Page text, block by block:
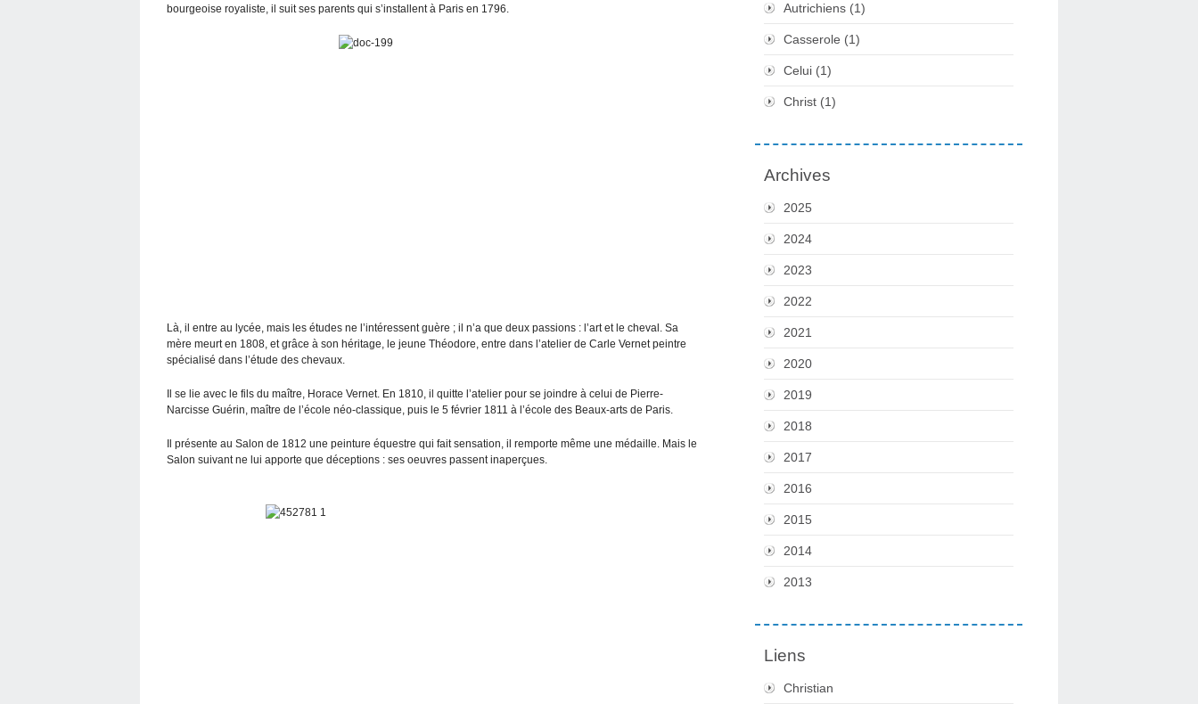
bourgeoise royaliste, il suit ses parents qui s’installent à Paris en 1796.
Là, il entre au lycée, mais les études ne l’intéressent guère ; il n’a que deux passions : l’art et le cheval. Sa
mère meurt en 1808, et grâce à son héritage, le jeune Théodore, entre dans l’atelier de Carle Vernet peintre
spécialisé dans l’étude des chevaux.
Il se lie avec le fils du maître, Horace Vernet. En 1810, il quitte l’atelier pour se joindre à celui de Pierre-
Narcisse Guérin, maître de l’école néo-classique, puis le 5 février 1811 à l’école des Beaux-arts de Paris.
Il présente au Salon de 1812 une peinture équestre qui fait sensation, il remporte même une médaille. Mais le
Salon suivant ne lui apporte que déceptions : ses oeuvres passent inaperçues.
Autrichiens (1)
Casserole (1)
Celui (1)
Christ (1)
Archives
2025
2024
2023
2022
2021
2020
2019
2018
2017
2016
2015
2014
2013
Liens
Christian